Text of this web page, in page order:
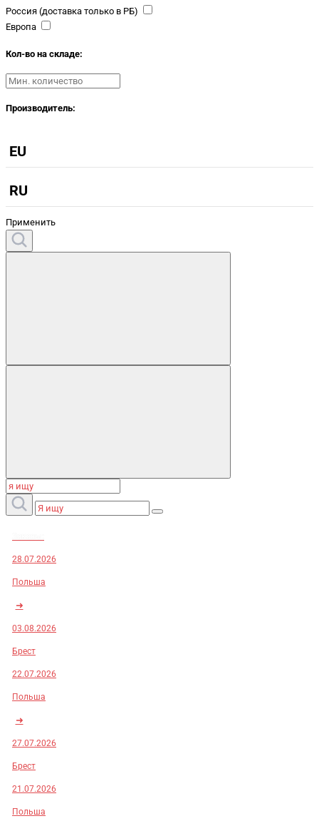
Россия (доставка только в РБ)
Европа
Кол-во на складе:
Производитель:
EU
RU
Применить
28.07.2026
Польша
➜
03.08.2026
Брест
22.07.2026
Польша
➜
27.07.2026
Брест
21.07.2026
Польша